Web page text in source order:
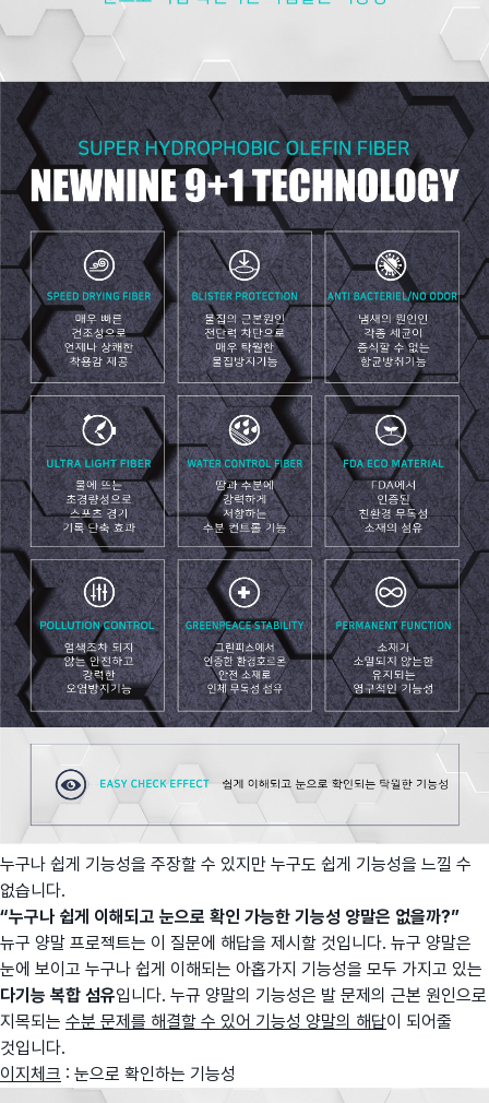
누구나 쉽게 기능성을 주장할 수 있지만 누구도 쉽게 기능성을 느낄 수
없습니다.
“누구나 쉽게 이해되고 눈으로 확인 가능한 기능성 양말은 없을까?”
뉴구 양말 프로젝트는 이 질문에 해답을 제시할 것입니다. 뉴구 양말은
눈에 보이고 누구나 쉽게 이해되는 아홉가지 기능성을 모두 가지고 있는
다기능 복합 섬유입니다. 누규 양말의 기능성은 발 문제의 근본 원인으로
지목되는 수분 문제를 해결할 수 있어 기능성 양말의 해답이 되어줄
것입니다.
이지체크 : 눈으로 확인하는 기능성